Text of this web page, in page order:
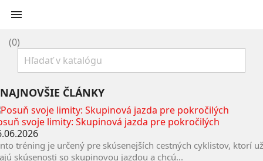

(0)
NAJNOVŠIE ČLÁNKY
svoje limity: Skupinová jazda pre pokročilých
tréning je určený pre skúsenejších cestných cyklistov, ktorí už
skúsenosti so skupinovou jazdou a chcú...